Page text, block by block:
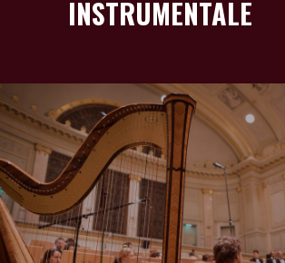
INSTRUMENTALE